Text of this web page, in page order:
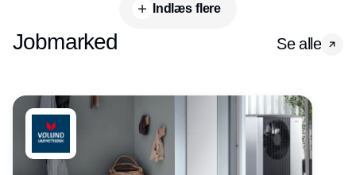
Indlæs flere
Jobmarked Se alle